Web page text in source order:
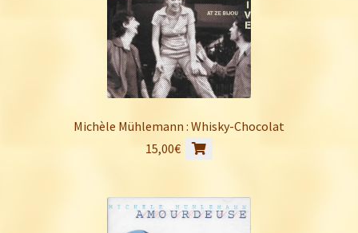
Michèle Mühlemann : Whisky-Chocolat
15,00€